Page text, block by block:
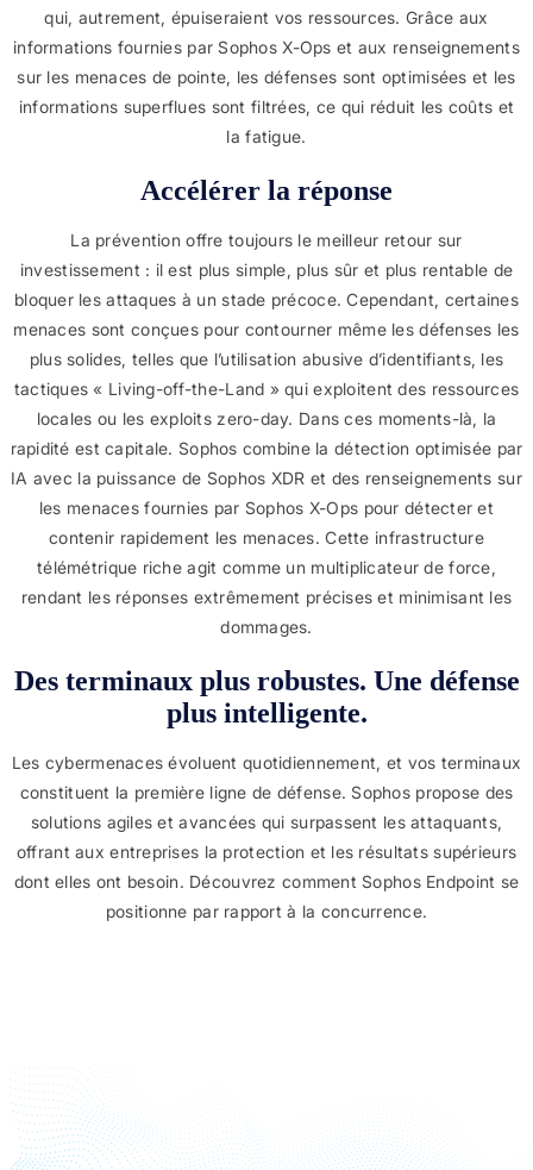
qui, autrement, épuiseraient vos ressources. Grâce aux
informations fournies par Sophos X-Ops et aux renseignements
sur les menaces de pointe, les défenses sont optimisées et les
informations superflues sont filtrées, ce qui réduit les coûts et
la fatigue.
Accélérer la réponse
La prévention offre toujours le meilleur retour sur
investissement : il est plus simple, plus sûr et plus rentable de
bloquer les attaques à un stade précoce. Cependant, certaines
menaces sont conçues pour contourner même les défenses les
plus solides, telles que l’utilisation abusive d’identifiants, les
tactiques « Living-off-the-Land » qui exploitent des ressources
locales ou les exploits zero-day. Dans ces moments-là, la
rapidité est capitale. Sophos combine la détection optimisée par
IA avec la puissance de Sophos XDR et des renseignements sur
les menaces fournies par Sophos X-Ops pour détecter et
contenir rapidement les menaces. Cette infrastructure
télémétrique riche agit comme un multiplicateur de force,
rendant les réponses extrêmement précises et minimisant les
dommages.
Des terminaux plus robustes. Une défense
plus intelligente.
Les cybermenaces évoluent quotidiennement, et vos terminaux
constituent la première ligne de défense. Sophos propose des
solutions agiles et avancées qui surpassent les attaquants,
offrant aux entreprises la protection et les résultats supérieurs
dont elles ont besoin. Découvrez comment Sophos Endpoint se
positionne par rapport à la concurrence.